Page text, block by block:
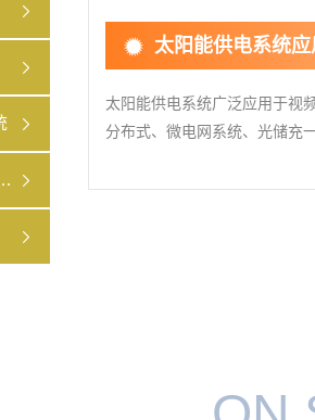
/光储充检领域
太阳能供电系统
太阳能供电系统广泛应用于视
分布式、微电网系统、光储充